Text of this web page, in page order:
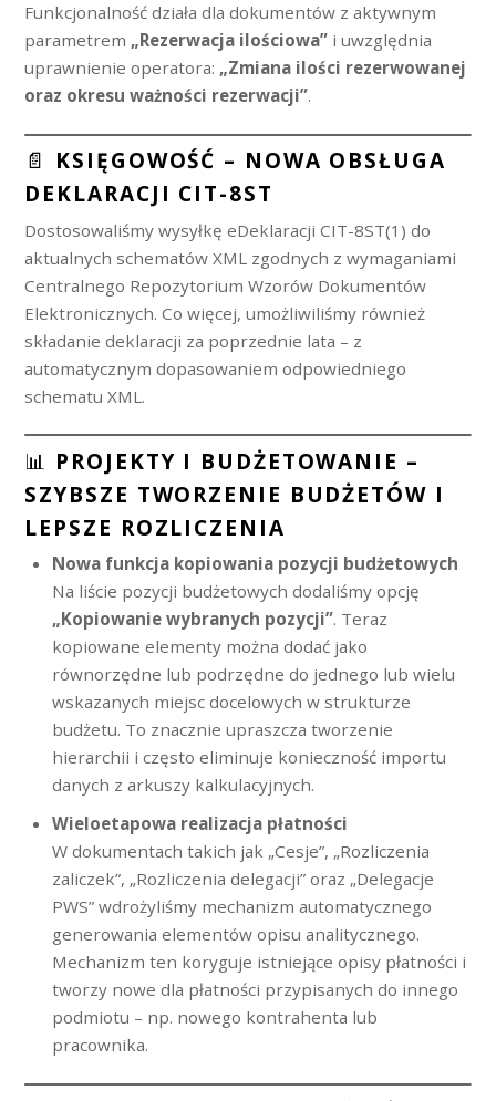
Funkcjonalność działa dla dokumentów z aktywnym
parametrem „Rezerwacja ilościowa” i uwzględnia
uprawnienie operatora: „Zmiana ilości rezerwowanej
oraz okresu ważności rezerwacji”.
📄 KSIĘGOWOŚĆ – NOWA OBSŁUGA
DEKLARACJI CIT-8ST
Dostosowaliśmy wysyłkę eDeklaracji CIT-8ST(1) do
aktualnych schematów XML zgodnych z wymaganiami
Centralnego Repozytorium Wzorów Dokumentów
Elektronicznych. Co więcej, umożliwiliśmy również
składanie deklaracji za poprzednie lata – z
automatycznym dopasowaniem odpowiedniego
schematu XML.
📊 PROJEKTY I BUDŻETOWANIE –
SZYBSZE TWORZENIE BUDŻETÓW I
LEPSZE ROZLICZENIA
Nowa funkcja kopiowania pozycji budżetowych
Na liście pozycji budżetowych dodaliśmy opcję
„Kopiowanie wybranych pozycji”. Teraz
kopiowane elementy można dodać jako
równorzędne lub podrzędne do jednego lub wielu
wskazanych miejsc docelowych w strukturze
budżetu. To znacznie upraszcza tworzenie
hierarchii i często eliminuje konieczność importu
danych z arkuszy kalkulacyjnych.
Wieloetapowa realizacja płatności
W dokumentach takich jak „Cesje”, „Rozliczenia
zaliczek”, „Rozliczenia delegacji” oraz „Delegacje
PWS” wdrożyliśmy mechanizm automatycznego
generowania elementów opisu analitycznego.
Mechanizm ten koryguje istniejące opisy płatności i
tworzy nowe dla płatności przypisanych do innego
podmiotu – np. nowego kontrahenta lub
pracownika.